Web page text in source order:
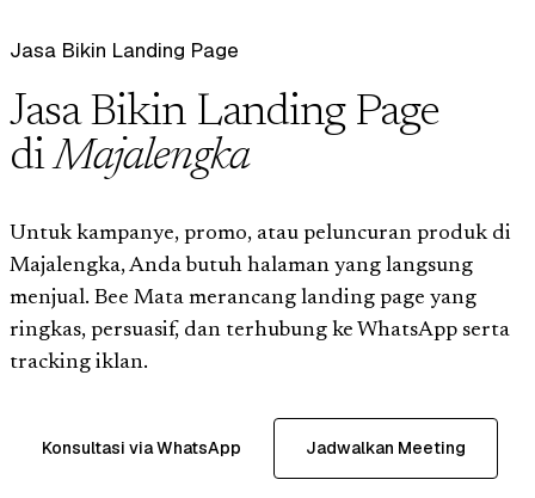
Jasa Bikin Landing Page
Jasa Bikin Landing Page
diMajalengka
Untuk kampanye, promo, atau peluncuran produk di
Majalengka, Anda butuh halaman yang langsung
menjual. Bee Mata merancang landing page yang
ringkas, persuasif, dan terhubung ke WhatsApp serta
tracking iklan.
Konsultasi via WhatsApp Jadwalkan Meeting